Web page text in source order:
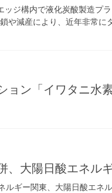
ジ構内で液化炭酸製造プ
減産により、近年非常に
ョン「イワタニ水
、大陽日酸エネル
ギー関東、大陽日酸エネ